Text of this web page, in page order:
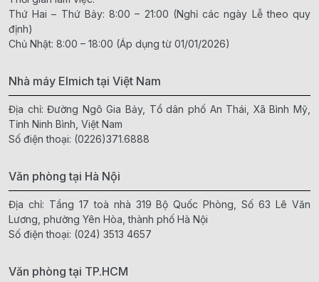
Thứ Hai – Thứ Bảy: 8:00 – 21:00 (Nghỉ các ngày Lễ theo quy
định)
Chủ Nhật: 8:00 – 18:00 (Áp dụng từ 01/01/2026)
Nhà máy Elmich tại Việt Nam
Địa chỉ: Đường Ngô Gia Bảy, Tổ dân phố An Thái, Xã Bình Mỹ,
Tỉnh Ninh Bình, Việt Nam
Số điện thoại: (0226)371.6888
Văn phòng tại Hà Nội
Địa chỉ: Tầng 17 toà nhà 319 Bộ Quốc Phòng, Số 63 Lê Văn
Lương, phường Yên Hòa, thành phố Hà Nội
Số điện thoại: (024) 3513 4657
Văn phòng tại TP.HCM